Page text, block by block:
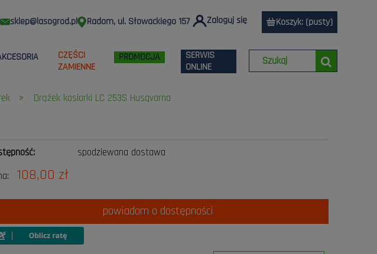
sklep@lasogrod.pl Radom, ul. Słowackiego 157 Zaloguj się Koszyk: (pusty)
CZĘŚCI
ZAMIENNE
PROMOCJA
SERWIS
ONLINE
» Drążek kosiarki LC 253S Husqvarna
spodziewana dostawa
108,00 zł
powiadom o dostępności